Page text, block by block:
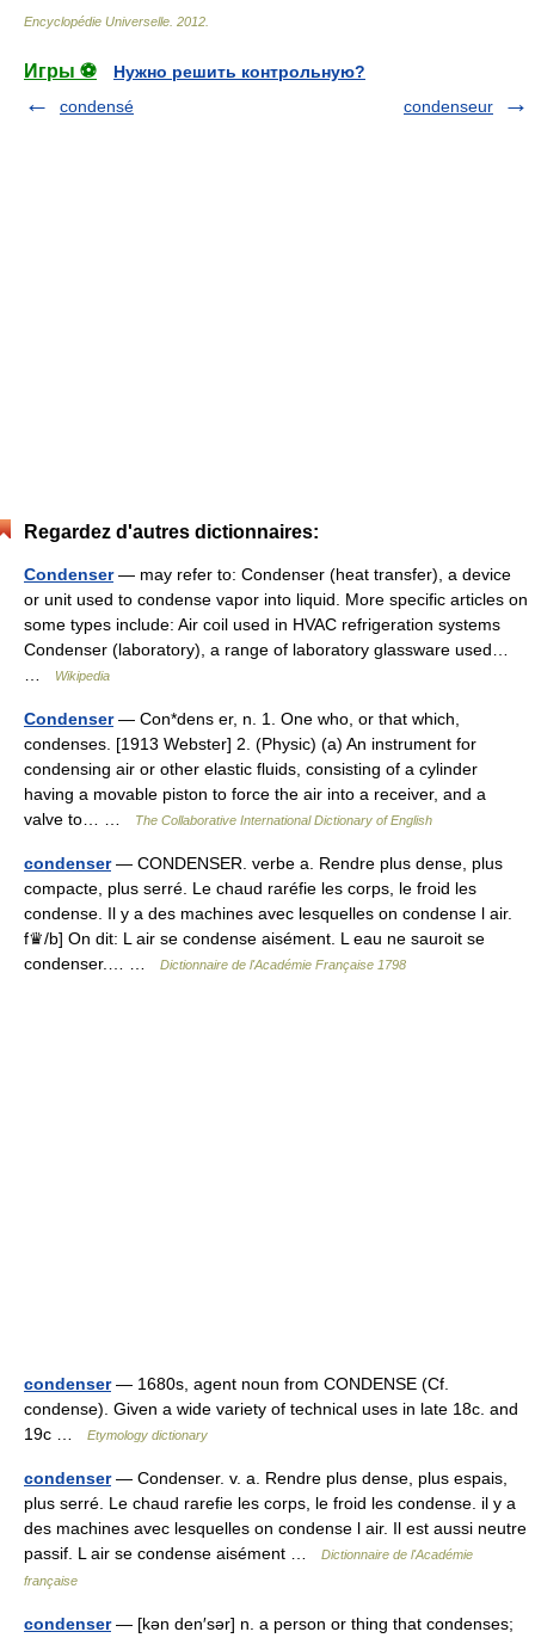
Encyclopédie Universelle 2012
Игры ⚽
Нужно решить контрольную?
condensé
condenseur
Regardez d'autres dictionnaires:
Condenser— may refer to: Condenser (heat transfer), a device
or unit used to condense vapor into liquid. More specific articles on
some types include: Air coil used in HVAC refrigeration systems
Condenser (laboratory), a range of laboratory glassware used…
…
Wikipedia
Condenser— Con*dens er, n. 1. One who, or that which,
condenses. [1913 Webster] 2. (Physic) (a) An instrument for
condensing air or other elastic fluids, consisting of a cylinder
having a movable piston to force the air into a receiver, and a
valve to… …
The Collaborative International Dictionary of English
condenser— CONDENSER. verbe a. Rendre plus dense, plus
compacte, plus serré. Le chaud raréfie les corps, le froid les
condense. Il y a des machines avec lesquelles on condense l air.
f♛/b] On dit: L air se condense aisément. L eau ne sauroit se
condenser.… …
Dictionnaire de l'Académie Française 1798
condenser— 1680s, agent noun from CONDENSE (Cf.
condense). Given a wide variety of technical uses in late 18c. and
19c …
Etymology dictionary
condenser— Condenser. v. a. Rendre plus dense, plus espais,
plus serré. Le chaud rarefie les corps, le froid les condense. il y a
des machines avec lesquelles on condense l air. Il est aussi neutre
passif. L air se condense aisément …
Dictionnaire de l'Académie
française
condenser— [kən den′sər] n. a person or thing that condenses;